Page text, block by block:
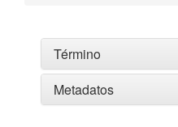
Término
Metadatos